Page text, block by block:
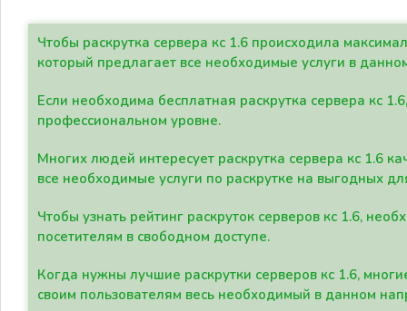
Чтобы раскрутка сервера кс 1.6 происходила
который предлагает все необходимые услуги в
Если необходима бесплатная раскрутка сервера кс
профессиональном уровне.
Многих людей интересует раскрутка сервера кс 1.6
все необходимые услуги по раскрутке на выгодных
Чтобы узнать рейтинг раскруток серверов кс 1.6,
посетителям в свободном доступе.
Когда нужны лучшие раскрутки серверов кс 1.6,
своим пользователям весь необходимый в данном